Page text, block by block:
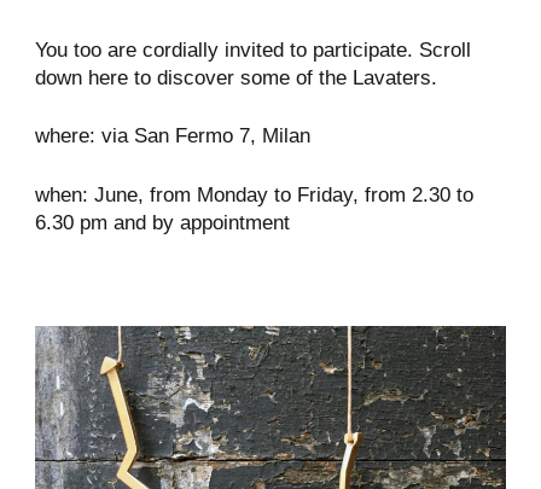
You too are cordially invited to participate. Scroll
down here to discover some of the Lavaters.
where: via San Fermo 7, Milan
when: June, from Monday to Friday, from 2.30 to
6.30 pm and by appointment